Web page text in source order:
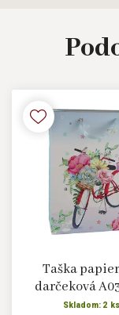
Taška
darčeková
Skladom: 2 ks